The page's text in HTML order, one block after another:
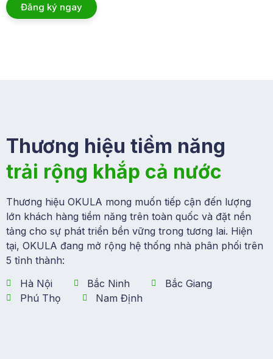
Đăng ký ngay
Thương hiệu tiềm năng
trải rộng khắp cả nước
Thương hiệu OKULA mong muốn tiếp cận đến lượng
lớn khách hàng tiềm năng trên toàn quốc và đặt nền
tảng cho sự phát triển bền vững trong tương lai. Hiện
tại, OKULA đang mở rộng hệ thống nhà phân phối trên
5 tỉnh thành:
Hà Nội
Bắc Ninh
Bắc Giang
Phú Thọ
Nam Định